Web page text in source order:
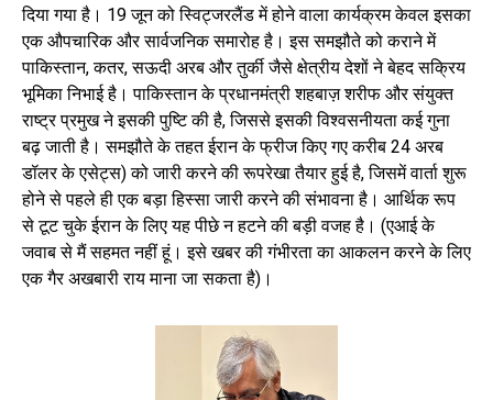
दिया गया है। 19 जून को स्विट्जरलैंड में होने वाला कार्यक्रम केवल इसका
एक औपचारिक और सार्वजनिक समारोह है। इस समझौते को कराने में
पाकिस्तान, कतर, सऊदी अरब और तुर्की जैसे क्षेत्रीय देशों ने बेहद सक्रिय
भूमिका निभाई है। पाकिस्तान के प्रधानमंत्री शहबाज़ शरीफ और संयुक्त
राष्ट्र प्रमुख ने इसकी पुष्टि की है, जिससे इसकी विश्वसनीयता कई गुना
बढ़ जाती है। समझौते के तहत ईरान के फ्रीज किए गए करीब 24 अरब
डॉलर के एसेट्स) को जारी करने की रूपरेखा तैयार हुई है, जिसमें वार्ता शुरू
होने से पहले ही एक बड़ा हिस्सा जारी करने की संभावना है। आर्थिक रूप
से टूट चुके ईरान के लिए यह पीछे न हटने की बड़ी वजह है। (एआई के
जवाब से मैं सहमत नहीं हूं। इसे खबर की गंभीरता का आकलन करने के लिए
एक गैर अखबारी राय माना जा सकता है)।